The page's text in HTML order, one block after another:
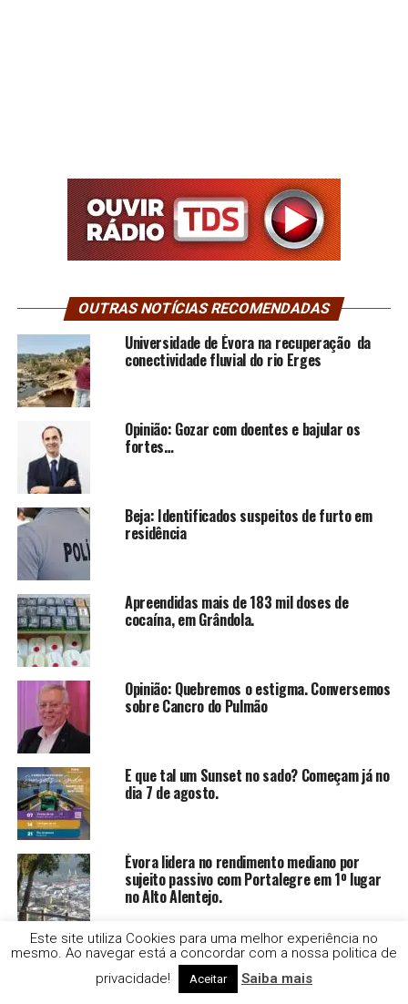
OUTRAS NOTÍCIAS RECOMENDADAS
Universidade de Évora na recuperação da
conectividade fluvial do rio Erges
Opinião: Gozar com doentes e bajular os
fortes…
Beja: Identificados suspeitos de furto em
residência
Apreendidas mais de 183 mil doses de
cocaína, em Grândola.
Opinião: Quebremos o estigma. Conversemos
sobre Cancro do Pulmão
E que tal um Sunset no sado? Começam já no
dia 7 de agosto.
Évora lidera no rendimento mediano por
sujeito passivo com Portalegre em 1º lugar
no Alto Alentejo.
Opinião: Hemodiálise em férias: Um direito
que não deve tirar férias
Este site utiliza Cookies para uma melhor experiência no
mesmo. Ao navegar está a concordar com a nossa politica de
privacidade!
Aceitar Saiba mais